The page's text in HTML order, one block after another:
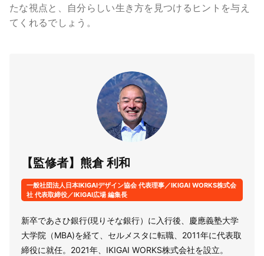
たな視点と、自分らしい生き方を見つけるヒントを与え
てくれるでしょう。
【監修者】熊倉 利和
一般社団法人日本IKIGAIデザイン協会 代表理事／IKIGAI WORKS株式会
社 代表取締役／IKIGAI広場 編集長
新卒であさひ銀行(現りそな銀行）に入行後、慶應義塾大学
大学院（MBA)を経て、セルメスタに転職、2011年に代表取
締役に就任。2021年、IKIGAI WORKS株式会社を設立。